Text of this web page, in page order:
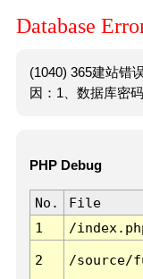
Database
(1040) 365建站错
因：1、数据库密
PHP Debug
No. File
1
/
2 /source/